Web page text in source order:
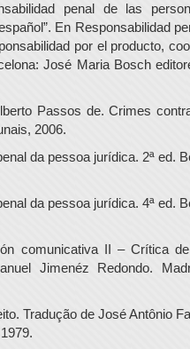
penal de las
En Responsabilidad
por el producto,
José Maria Bosch
Passos de. Crimes
2006.
da pessoa jurídica. 2ª ed.
da pessoa jurídica. 4ª ed.
comunicativa II – Crítica
Jimenéz Redondo.
Tradução de José Antônio